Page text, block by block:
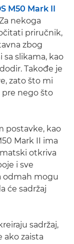
M50 Mark II
nekoga
priručnik,
zbog
slikama, kao
Takođe je
zato što mi
pre nego što
postavke, kao
Mark II ima
otkriva
i sve
odmah mogu
će sadržaj
sadržaj,
ako zaista